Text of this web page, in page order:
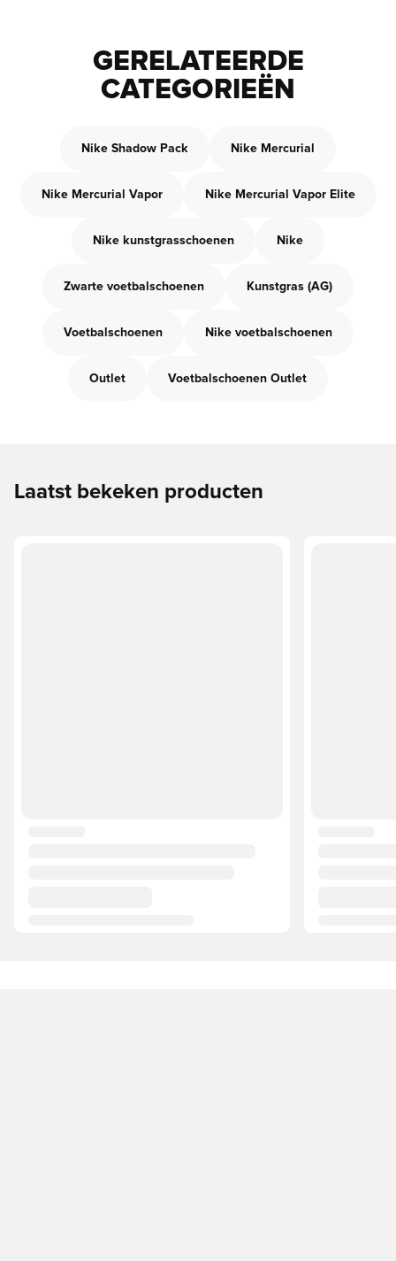
GERELATEERDE
CATEGORIEËN
Nike Shadow Pack Nike Mercurial
Nike Mercurial Vapor Nike Mercurial Vapor Elite
Nike kunstgrasschoenen Nike
Zwarte voetbalschoenen Kunstgras (AG)
Voetbalschoenen Nike voetbalschoenen
Outlet Voetbalschoenen Outlet
Laatst bekeken producten